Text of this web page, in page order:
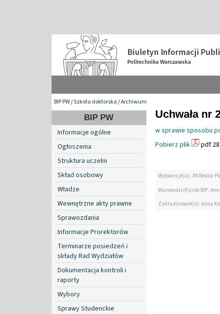
BIP PW/Szkoła doktorska/Archiwum
BIP PW
Informacje ogólne
Ogłoszenia
Struktura uczelni
Skład osobowy
Władze
Wewnętrzne akty prawne
Sprawozdania
Informacje Prorektorów
Terminarze posiedzeń i
składy Rad Wydziałów
Dokumentacja kontroli i
raporty
Wybory
Sprawy Studenckie
Uchwała nr
w sprawie sposobu
Pobierz plik
pdf
Wytworzył(a): JM Rektor
Wprowadził(a) do BIP:
Zaktualizował(a): Anna